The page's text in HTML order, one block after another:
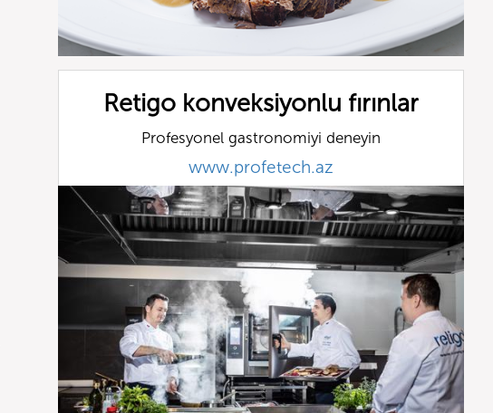
Retigo konveksiyonlu fırınlar
Profesyonel gastronomiyi deneyin
www.profetech.az